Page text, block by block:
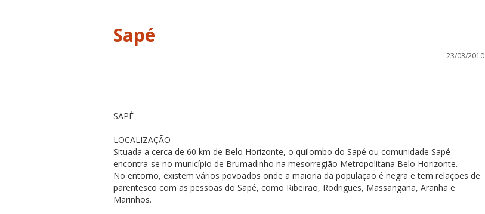
Sapé
23/03/2010
SAPÉ
LOCALIZAÇÃO
Situada a cerca de 60 km de Belo Horizonte, o quilombo do Sapé ou comunidade Sapé
encontra-se no município de Brumadinho na mesorregião Metropolitana Belo Horizonte.
No entorno, existem vários povoados onde a maioria da população é negra e tem relações de
parentesco com as pessoas do Sapé, como Ribeirão, Rodrigues, Massangana, Aranha e
Marinhos.